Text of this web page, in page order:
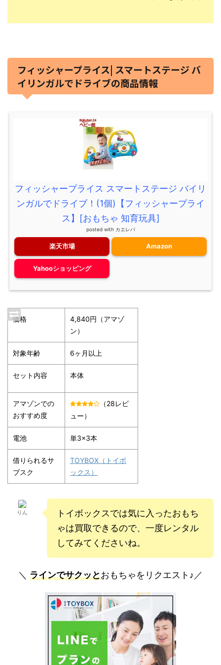
フィッシャープライス| スマートステージ バ
イリンガルでドライブの商品情報
フィッシャープライス スマートステージ バイリ
ンガルでドライブ！(1個)【フィッシャープライ
ス】[おもちゃ 知育玩具]
posted with カエレバ
楽天市場 Amazon
Yahooショッピング
価格
4,840円（アマゾ
ン）
対象年齢 6ヶ月以上
セット内容 本体
アマゾンでの
おすすめ度
（28レビ
ュー）
電池 単3×3本
借りられるサ
ブスク
TOYBOX（トイボ
ックス）
りん
トイボックスでは気に入ったおもち
ゃは買取できるので、一度レンタル
してみてくださいね。
＼ ラインでサクッとおもちゃをリクエスト♪／